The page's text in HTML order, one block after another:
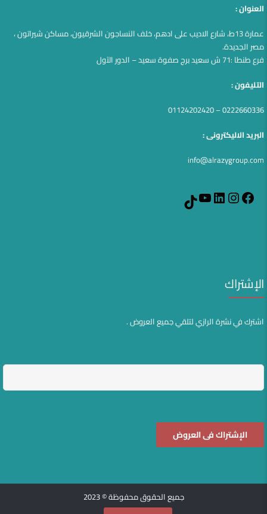
العنوان :
عمارة 13ط، شارع الاديب على ادهم، خلف النساجون الشرقيون، مساكن شيراتون ،
مصر الجديدة.
فرع طنطا :71 ش سعيد برج صفوة سعيد – الدور الآول
التليفون :
0222660336 – 01124202420
البريد الاليكترونى :
info@alrazygroup.com
Facebook
Instagram
LinkedIn
YouTube
الإشتراك
اشترك في نشرة الرازي لتلقي جميع العروض .
جميع الحقوق محفوظة © 2023